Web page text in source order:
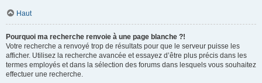
Haut
Pourquoi ma recherche renvoie à une page blanche ?!
Votre recherche a renvoyé trop de résultats pour que le serveur puisse les
afficher. Utilisez la recherche avancée et essayez d’être plus précis dans les
termes employés et dans la sélection des forums dans lesquels vous souhaitez
effectuer une recherche.